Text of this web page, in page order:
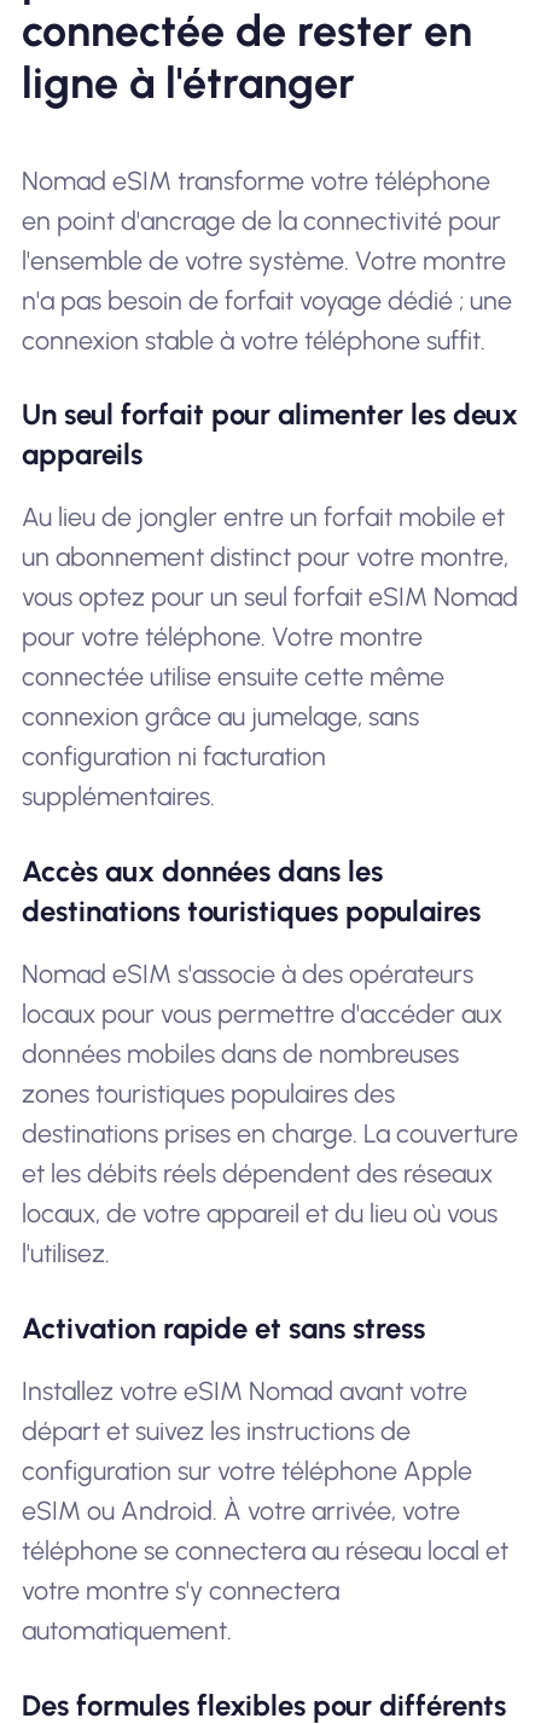
connectée de rester en
ligne à l'étranger
Nomad eSIM transforme votre téléphone
en point d'ancrage de la connectivité pour
l'ensemble de votre système. Votre montre
n'a pas besoin de forfait voyage dédié ; une
connexion stable à votre téléphone suffit.
Un seul forfait pour alimenter les deux
appareils
Au lieu de jongler entre un forfait mobile et
un abonnement distinct pour votre montre,
vous optez pour un seul forfait eSIM Nomad
pour votre téléphone. Votre montre
connectée utilise ensuite cette même
connexion grâce au jumelage, sans
configuration ni facturation
supplémentaires.
Accès aux données dans les
destinations touristiques populaires
Nomad eSIM s'associe à des opérateurs
locaux pour vous permettre d'accéder aux
données mobiles dans de nombreuses
zones touristiques populaires des
destinations prises en charge. La couverture
et les débits réels dépendent des réseaux
locaux, de votre appareil et du lieu où vous
l'utilisez.
Activation rapide et sans stress
Installez votre eSIM Nomad avant votre
départ et suivez les instructions de
configuration sur votre téléphone Apple
eSIM ou Android. À votre arrivée, votre
téléphone se connectera au réseau local et
votre montre s'y connectera
automatiquement.
Des formules flexibles pour différents